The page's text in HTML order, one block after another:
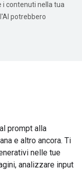
i contenuti nella tua
potrebbero
prompt alla
e altro ancora. Ti
nelle tue
analizzare input